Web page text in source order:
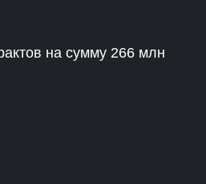
на сумму 266 млн